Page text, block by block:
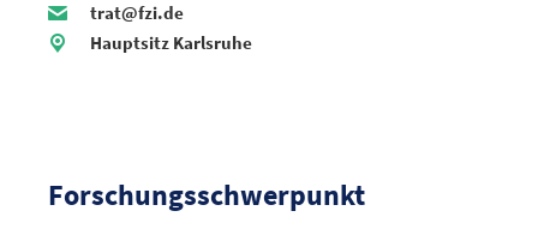
trat@fzi.de
Hauptsitz Karlsruhe
Forschungsschwerpunkt